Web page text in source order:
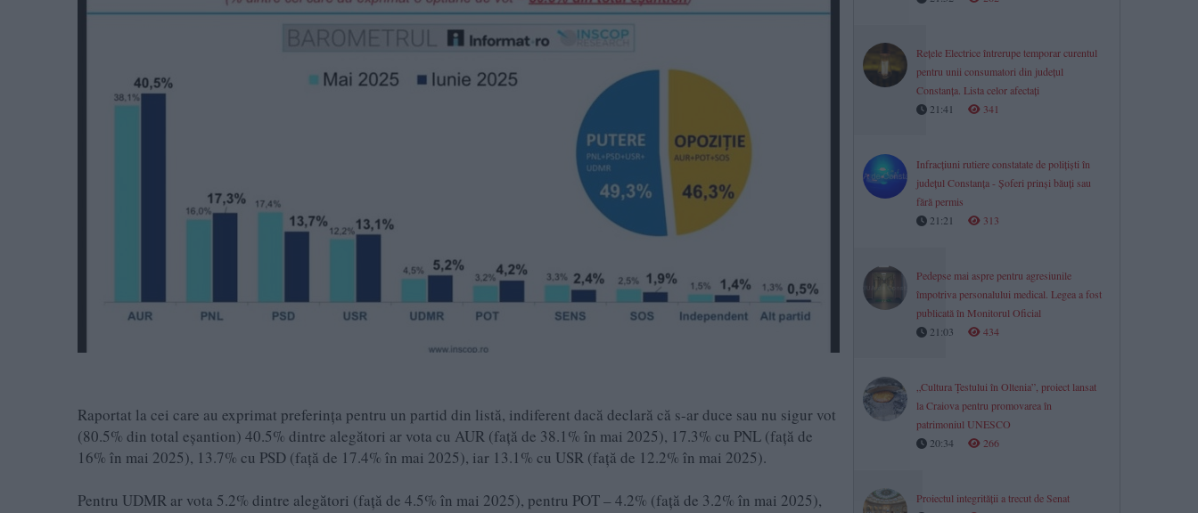
Raportat la cei care au exprimat preferința pentru un partid din listă, indiferent dacă declară că s-ar duce sau nu sigur vot
(80.5% din total eșantion) 40.5% dintre alegători ar vota cu AUR (față de 38.1% în mai 2025), 17.3% cu PNL (față de
16% în mai 2025), 13.7% cu PSD (față de 17.4% în mai 2025), iar 13.1% cu USR (față de 12.2% în mai 2025).
Pentru UDMR ar vota 5.2% dintre alegători (față de 4.5% în mai 2025), pentru POT – 4.2% (față de 3.2% în mai 2025),
Rețele Electrice întrerupe temporar curentul
pentru unii consumatori din județul
Constanța. Lista celor afectați
21:41
341
Infracțiuni rutiere constatate de polițiști în
județul Constanța - Șoferi prinși băuți sau
fără permis
21:21
313
Pedepse mai aspre pentru agresiunile
împotriva personalului medical. Legea a fost
publicată în Monitorul Oficial
21:03
434
„Cultura Țestului în Oltenia”, proiect lansat
la Craiova pentru promovarea în
patrimoniul UNESCO
20:34
266
Proiectul integrității a trecut de Senat